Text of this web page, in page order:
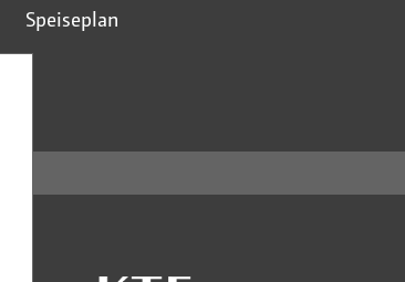
Speiseplan